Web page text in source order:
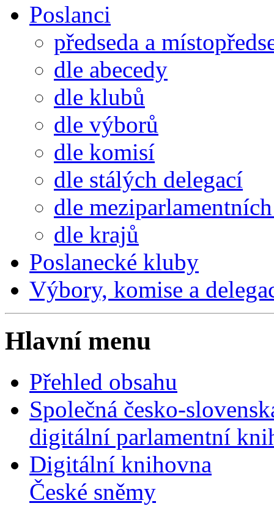
Poslanci
předseda a
dle abecedy
dle klubů
dle výborů
dle komisí
dle stálých delegací
dle
dle krajů
Poslanecké kluby
Výbory, komise a
Hlavní menu
Přehled obsahu
Společná česko-
digitální parlamentní
Digitální knihovna
České sněmy